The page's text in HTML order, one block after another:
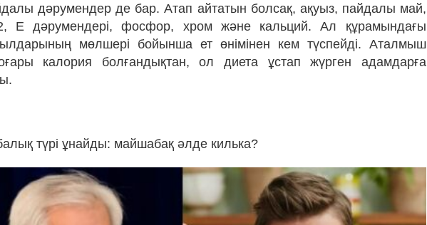
дәрумендер де бар. Атап айтатын болсақ, ақуыз, пайдалы май,
Е дәрумендері, фосфор, хром және кальций. Ал құрамындағы
мөлшері бойынша ет өнімінен кем түспейді. Аталмыш
калория болғандықтан, ол диета ұстап жүрген адамдарға
түрі ұнайды: майшабақ әлде килька?